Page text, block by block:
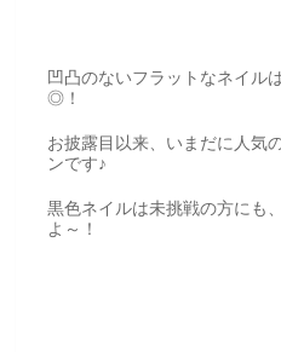
凹凸のないフラットなネイル
◎！
お披露目以来、いまだに人気
ンです♪
黒色ネイルは未挑戦の方にも
よ～！